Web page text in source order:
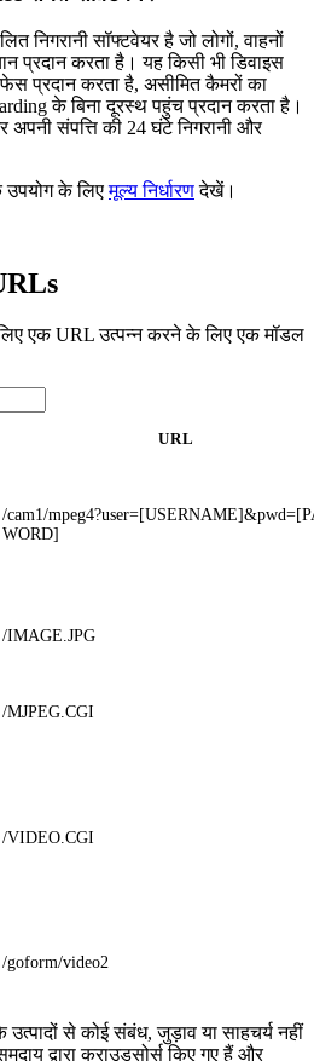
निगरानी सॉफ्टवेयर है जो लोगों, वाहनों
प्रदान करता है। यह किसी भी डिवाइस
प्रदान करता है, असीमित कैमरों का
के बिना दूरस्थ पहुंच प्रदान करता है।
संपत्ति की 24 घंटे निगरानी और
उपयोग के लिएमूल्य निर्धारणदेखें।
एक URL उत्पन्न करने के लिए एक मॉडल
URL
/cam1/
WORD]
/IMAGE.JPG
/MJPEG.CGI
/VIDEO.CGI
/goform/video2
से कोई संबंध, जुड़ाव या साहचर्य नहीं
द्वारा क्राउडसोर्स किए गए हैं और